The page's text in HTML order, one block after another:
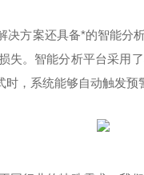
方案还具备*的智能
失。智能分析平台采用
，系统能够自动触发预